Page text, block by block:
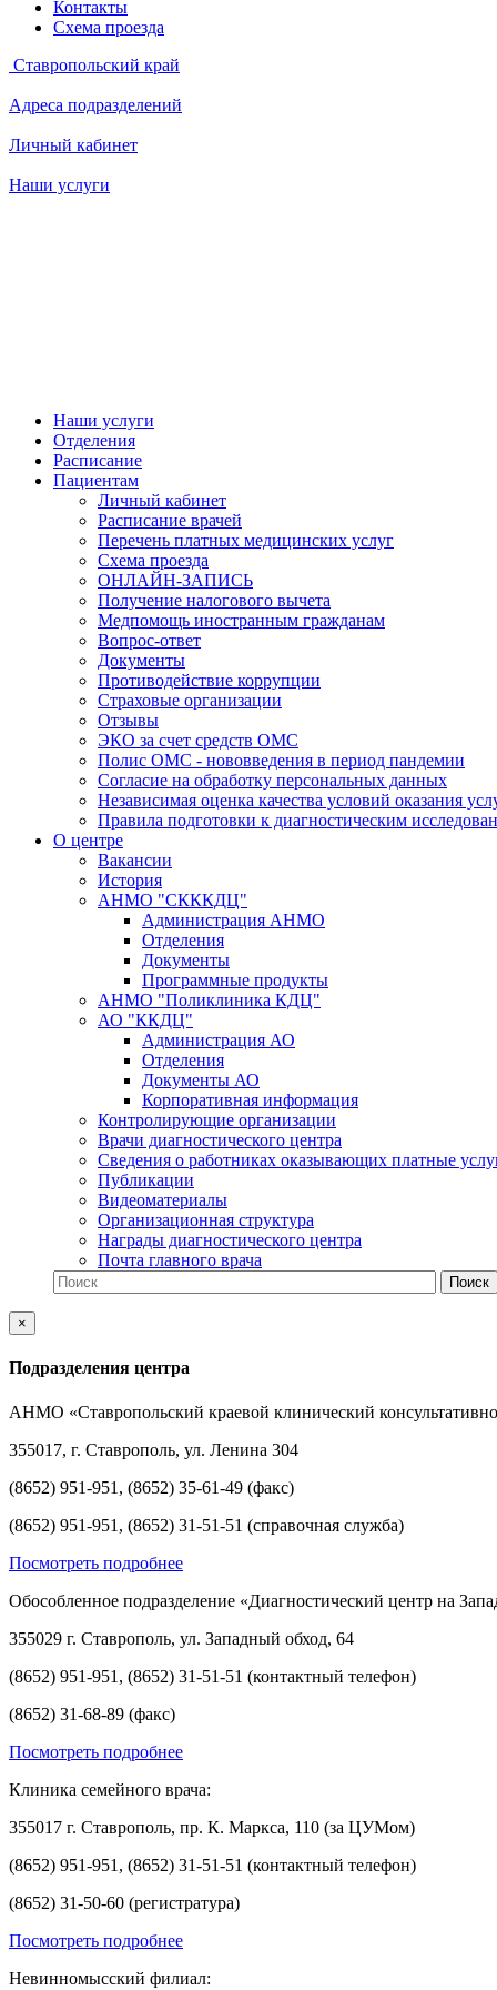
Контакты
Схема проезда
Ставропольский край
Адреса подразделений
Личный кабинет
Наши услуги
Наши услуги
Отделения
Расписание
Пациентам
Личный кабинет
Расписание врачей
Перечень платных медицинских услуг
Схема проезда
ОНЛАЙН-ЗАПИСЬ
Получение налогового вычета
Медпомощь иностранным гражданам
Вопрос-ответ
Документы
Противодействие коррупции
Страховые организации
Отзывы
ЭКО за счет средств ОМС
Полис ОМС - нововведения в период пандемии
Согласие на обработку персональных данных
Независимая оценка качества условий оказания
Правила подготовки к диагностическим
О центре
Вакансии
История
АНМО "СКККДЦ"
Администрация АНМО
Отделения
Документы
Программные продукты
АНМО "Поликлиника КДЦ"
АО "ККДЦ"
Администрация АО
Отделения
Документы АО
Корпоративная информация
Контролирующие организации
Врачи диагностического центра
Сведения о работниках оказывающих платные
Публикации
Видеоматериалы
Организационная структура
Награды диагностического центра
Почта главного врача
×
Подразделения центра
АНМО «Ставропольский краевой клинический
355017, г. Ставрополь, ул. Ленина 304
(8652) 951-951, (8652) 35-61-49 (факс)
(8652) 951-951, (8652) 31-51-51 (справочная служба)
Посмотреть подробнее
Обособленное подразделение «Диагностический центр на
355029 г. Ставрополь, ул. Западный обход, 64
(8652) 951-951, (8652) 31-51-51 (контактный телефон)
(8652) 31-68-89 (факс)
Посмотреть подробнее
Клиника семейного врача:
355017 г. Ставрополь, пр. К. Маркса, 110 (за ЦУМом)
(8652) 951-951, (8652) 31-51-51 (контактный телефон)
(8652) 31-50-60 (регистратура)
Посмотреть подробнее
Невинномысский филиал: